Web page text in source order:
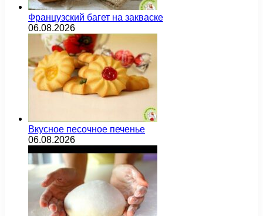
Французский багет на закваске
06.08.2026
Вкусное песочное печенье
06.08.2026